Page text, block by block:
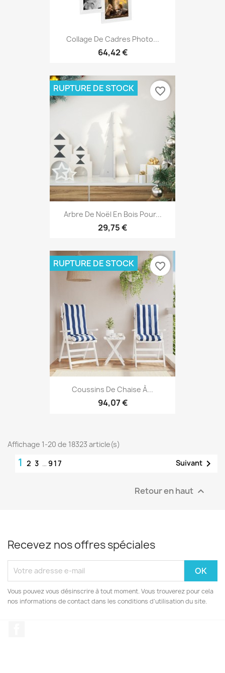
Collage De Cadres Photo...
64,42 €
Arbre De Noël En Bois Pour...
29,75 €
RUPTURE DE STOCK favorite_border
Coussins De Chaise À...
94,07 €
RUPTURE DE STOCK favorite_border
Affichage 1-20 de 18323 article(s)
1 2 3 … 917 Suivant 
Retour en haut 
Recevez nos offres spéciales
Vous pouvez vous désinscrire à tout moment. Vous trouverez pour cela
nos informations de contact dans les conditions d'utilisation du site.